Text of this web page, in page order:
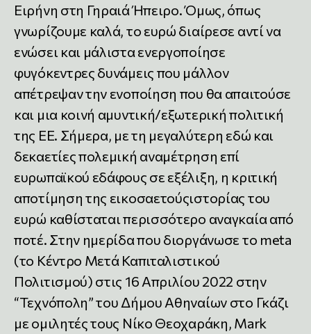
Ειρήνη στη Γηραιά Ήπειρο. Όμως, όπως
γνωρίζουμε καλά, το ευρώ διαίρεσε αντί να
ενώσει και μάλιστα ενεργοποίησε
φυγόκεντρες δυνάμεις που μάλλον
απέτρεψαν την ενοποίηση που θα απαιτούσε
και μια κοινή αμυντική/εξωτερική πολιτική
της ΕΕ. Σήμερα, με τη μεγαλύτερη εδώ και
δεκαετίες πολεμική αναμέτρηση επί
ευρωπαϊκού εδάφους σε εξέλιξη, η κριτική
αποτίμηση της εικοσαετούςιστορίας του
ευρώ καθίσταται περισσότερο αναγκαία από
ποτέ. Στην ημερίδα που διοργάνωσε το meta
(το Κέντρο Μετά Καπιταλιστικού
Πολιτισμού) στις 16 Απριλίου 2022 στην
“Τεχνόπολη” του Δήμου Αθηναίων στο Γκάζι
με ομιλητές τους Νίκο Θεοχαράκη, Mark